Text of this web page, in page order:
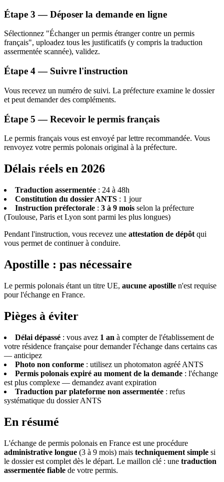
Étape 3 — Déposer la demande en ligne
Sélectionnez "Échanger un permis étranger contre un permis
français", uploadez tous les justificatifs (y compris la traduction
assermentée scannée), validez.
Étape 4 — Suivre l'instruction
Vous recevez un numéro de suivi. La préfecture examine le dossier
et peut demander des compléments.
Étape 5 — Recevoir le permis français
Le permis français vous est envoyé par lettre recommandée. Vous
renvoyez votre permis polonais original à la préfecture.
Délais réels en 2026
Traduction assermentée : 24 à 48h
Constitution du dossier ANTS : 1 jour
Instruction préfectorale : 3 à 9 mois selon la préfecture
(Toulouse, Paris et Lyon sont parmi les plus longues)
Pendant l'instruction, vous recevez une attestation de dépôt qui
vous permet de continuer à conduire.
Apostille : pas nécessaire
Le permis polonais étant un titre UE, aucune apostille n'est requise
pour l'échange en France.
Pièges à éviter
Délai dépassé : vous avez 1 an à compter de l'établissement de
votre résidence française pour demander l'échange dans certains cas
— anticipez
Photo non conforme : utilisez un photomaton agréé ANTS
Permis polonais expiré au moment de la demande : l'échange
est plus complexe — demandez avant expiration
Traduction par plateforme non assermentée : refus
systématique du dossier ANTS
En résumé
L'échange de permis polonais en France est une procédure
administrative longue (3 à 9 mois) mais techniquement simple si
le dossier est complet dès le départ. Le maillon clé : une traduction
assermentée fiable de votre permis.